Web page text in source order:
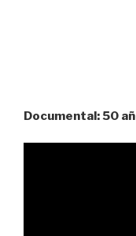
Documental: 50